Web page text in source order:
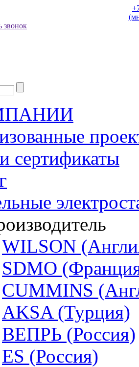
звонок
сертификаты
WILSON
SDMO
CUMMINS
AKSA (Турция)
ВЕПРЬ (Россия)
ES (Россия)